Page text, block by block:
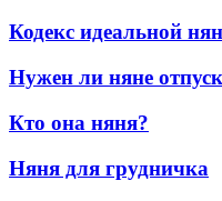
Кодекс идеальной
Нужен ли няне
Кто она няня?
Няня для грудничка